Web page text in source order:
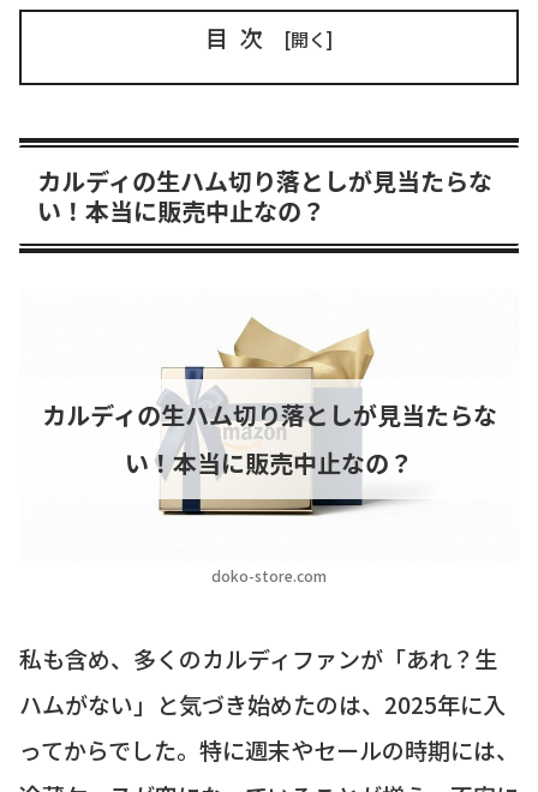
目次
カルディの生ハム切り落としが見当たらな
い！本当に販売中止なの？
doko-store.com
カルディの生ハム切り落としが見当たらな
い！本当に販売中止なの？
私も含め、多くのカルディファンが「あれ？生
ハムがない」と気づき始めたのは、2025年に入
ってからでした。特に週末やセールの時期には、